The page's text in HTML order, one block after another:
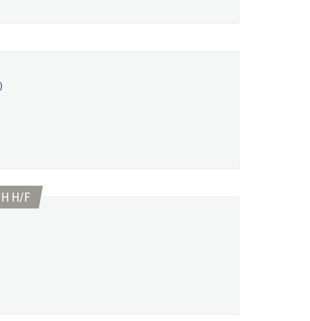
H/F(Nouvelle fenêtre)